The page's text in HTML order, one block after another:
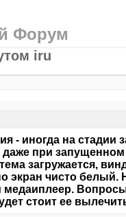
Форум
iru
- иногда на стадии
при запущенном
загружается,
экран чисто белый.
медаиплеер.
стоит ее